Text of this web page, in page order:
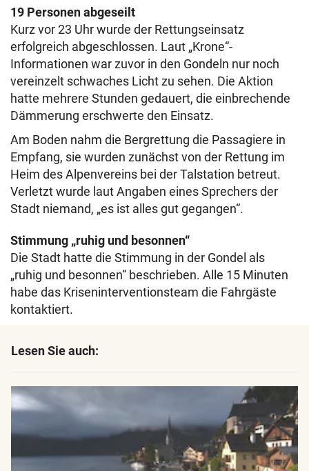
19 Personen abgeseilt
Kurz vor 23 Uhr wurde der Rettungseinsatz
erfolgreich abgeschlossen. Laut „Krone“-
Informationen war zuvor in den Gondeln nur noch
vereinzelt schwaches Licht zu sehen. Die Aktion
hatte mehrere Stunden gedauert, die einbrechende
Dämmerung erschwerte den Einsatz.
Am Boden nahm die Bergrettung die Passagiere in
Empfang, sie wurden zunächst von der Rettung im
Heim des Alpenvereins bei der Talstation betreut.
Verletzt wurde laut Angaben eines Sprechers der
Stadt niemand, „es ist alles gut gegangen“.
Stimmung „ruhig und besonnen“
Die Stadt hatte die Stimmung in der Gondel als
„ruhig und besonnen“ beschrieben. Alle 15 Minuten
habe das Kriseninterventionsteam die Fahrgäste
kontaktiert.
Lesen Sie auch: